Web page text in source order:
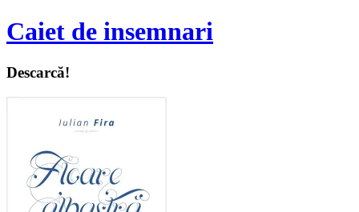
Caiet de insemnari
Descarcă!